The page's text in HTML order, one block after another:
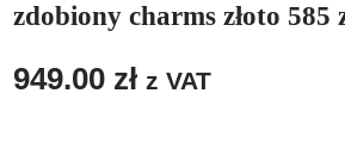
zdobiony charms złoto 585
949.00 zł z VAT